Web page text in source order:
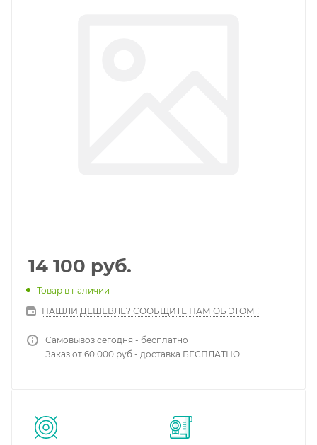
14 100 руб.
Товар в наличии
НАШЛИ ДЕШЕВЛЕ? СООБЩИТЕ НАМ ОБ ЭТОМ !
Самовывоз сегодня - бесплатно
Заказ от 60 000 руб - доставка БЕСПЛАТНО